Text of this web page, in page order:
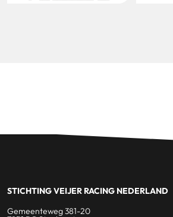
STICHTING VEIJER RACING NEDERLAND
Gemeenteweg 381-20